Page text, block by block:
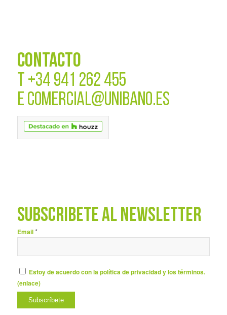
CONTACTO
T +34 941 262 455
E COMERCIAL@UNIBANO.ES
SUBSCRÍBETE AL NEWSLETTER
Email*
Estoy de acuerdo con la política de privacidad y los términos.
(enlace)